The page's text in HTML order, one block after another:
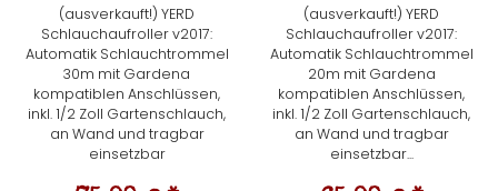
(ausverkauft!) YERD
Schlauchaufroller v2017:
Automatik Schlauchtrommel
30m mit Gardena
kompatiblen Anschlüssen,
inkl. 1/2 Zoll Gartenschlauch,
an Wand und tragbar
einsetzbar
(ausverkauft!) YERD
Schlauchaufroller v2017:
Automatik Schlauchtrommel
20m mit Gardena
kompatiblen Anschlüssen,
inkl. 1/2 Zoll Gartenschlauch,
an Wand und tragbar
einsetzbar...